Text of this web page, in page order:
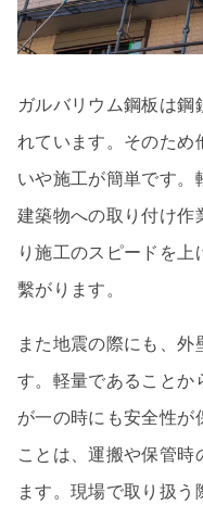
ガルバリウム鋼板は鋼
れています。そのため
いや施工が簡単です。
建築物への取り付け作
り施工のスピードを
繫がります。
また地震の際にも、外
す。軽量であることか
が一の時にも安全性が
ことは、運搬や保管時
ます。現場で取り扱